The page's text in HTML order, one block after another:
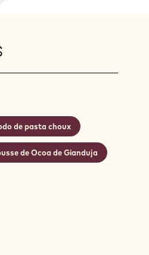
de pasta choux
de Ocoa de Gianduja